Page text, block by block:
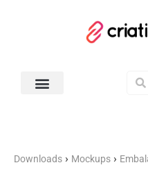
Downloads › Mockups ›